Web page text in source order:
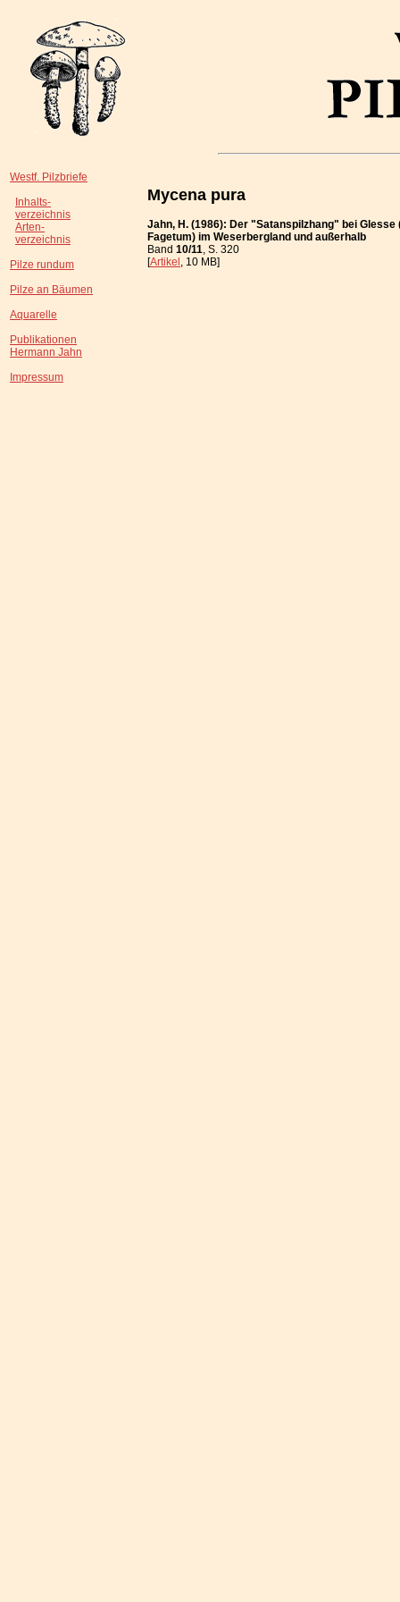
Westf. Pilzbriefe
Inhalts-
verzeichnis
Arten-
verzeichnis
Pilze rundum
Pilze an Bäumen
Aquarelle
Publikationen
Hermann Jahn
Impressum
Mycena pura
Jahn, H. (1986): Der "Satanspilzhang" bei
Fagetum) im Weserbergland und außerhalb
Band 10/11, S. 320
[Artikel, 10 MB]